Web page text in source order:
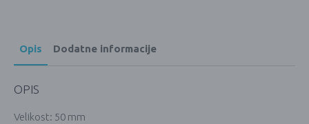
Opis Dodatne informacije
OPIS
Velikost: 50 mm